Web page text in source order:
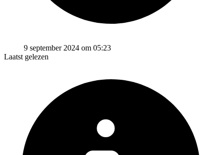
9 september 2024 om 05:23
Laatst gelezen